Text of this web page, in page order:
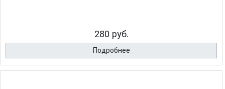
280 руб.
Подробнее